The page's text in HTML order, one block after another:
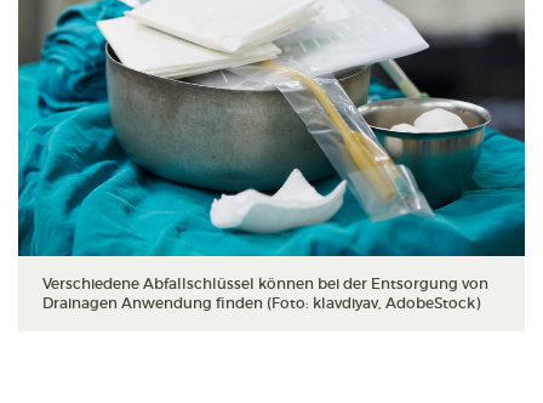
Verschiedene Abfallschlüssel können bei der Entsorgung von
Drainagen Anwendung finden (Foto: klavdiyav, AdobeStock)